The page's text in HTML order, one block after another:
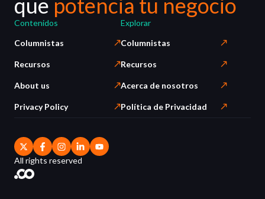
que potencia tu negocio
Contenidos
Columnistas
Recursos
About us
Privacy Policy
Explorar
Columnistas
Recursos
Acerca de nosotros
Política de Privacidad
All rights reserved